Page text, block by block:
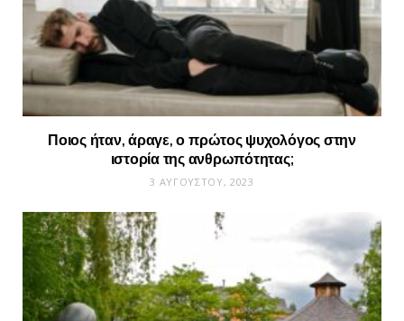
Ποιος ήταν, άραγε, ο πρώτος ψυχολόγος στην
ιστορία της ανθρωπότητας;
3 ΑΥΓΟΎΣΤΟΥ, 2023